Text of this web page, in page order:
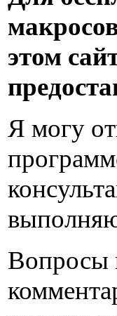
этом
Я могу
Вопросы